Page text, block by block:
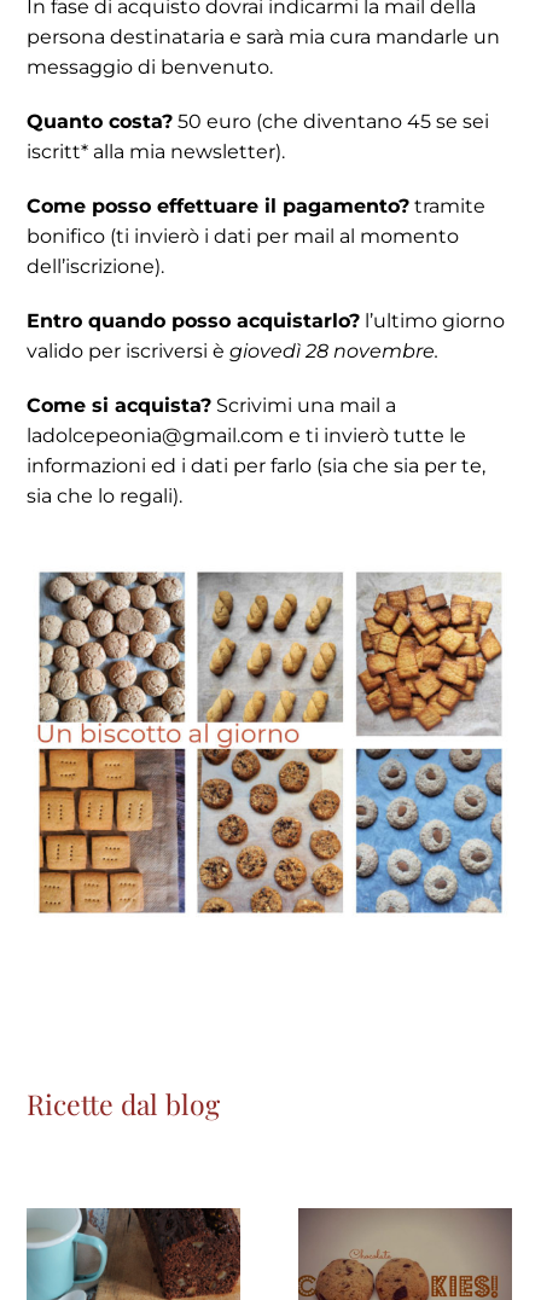
In fase di acquisto dovrai indicarmi la mail della
persona destinataria e sarà mia cura mandarle un
messaggio di benvenuto.
Quanto costa? 50 euro (che diventano 45 se sei
iscritt* alla mia newsletter).
Come posso effettuare il pagamento? tramite
bonifico (ti invierò i dati per mail al momento
dell’iscrizione).
Entro quando posso acquistarlo? l’ultimo giorno
valido per iscriversi ègiovedì 28 novembre.
Come si acquista? Scrivimi una mail a
ladolcepeonia@gmail.com e ti invierò tutte le
informazioni ed i dati per farlo (sia che sia per te,
sia che lo regali).
Ricette dal blog